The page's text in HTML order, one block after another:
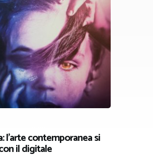
l’arte contemporanea si
il digitale